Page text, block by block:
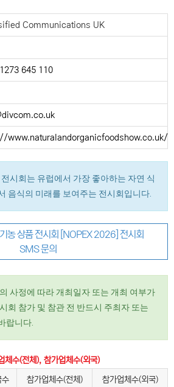
Communications UK
645 110
www.naturalandorganicfoodshow.co.uk/
시회는 유럽에서 가장 좋아하는 자연 식
음식의 미래를 보여주는 전시회입니다.
농 상품 전시회 [NOPEX 2026] 전시회
SMS 문의
사정에 따라 개최일자 또는 개최 여부가
회 참가 및 참관 전 반드시 주최자 또는
랍니다.
체수(전체), 참가업체수(외국)
수 참가업체수(전체) 참가업체수(외국)